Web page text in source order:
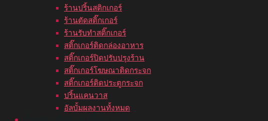
ร้านปริ้นสติกเกอร์
ร้านตัดสติ๊กเกอร์
ร้านรับทำสติ๊กเกอร์
สติ๊กเกอร์ติดกล่องอาหาร
สติ๊กเกอร์ปิดปรับปรุงร้าน
สติ๊กเกอร์โฆษณาติดกระจก
สติ๊กเกอร์ติดประตูกระจก
ปริ้นแคนวาส
อัลบั้มผลงานทั้งหมด